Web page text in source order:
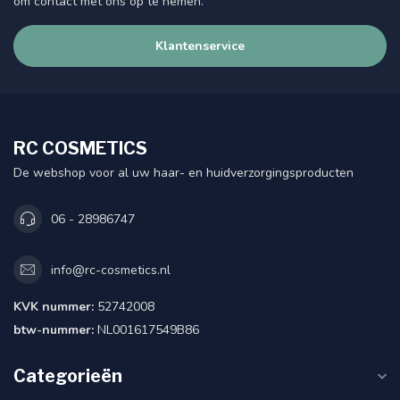
Klantenservice
RC COSMETICS
De webshop voor al uw haar- en huidverzorgingsproducten
06 - 28986747
info@rc-cosmetics.nl
KVK nummer: 52742008
btw-nummer: NL001617549B86
Categorieën